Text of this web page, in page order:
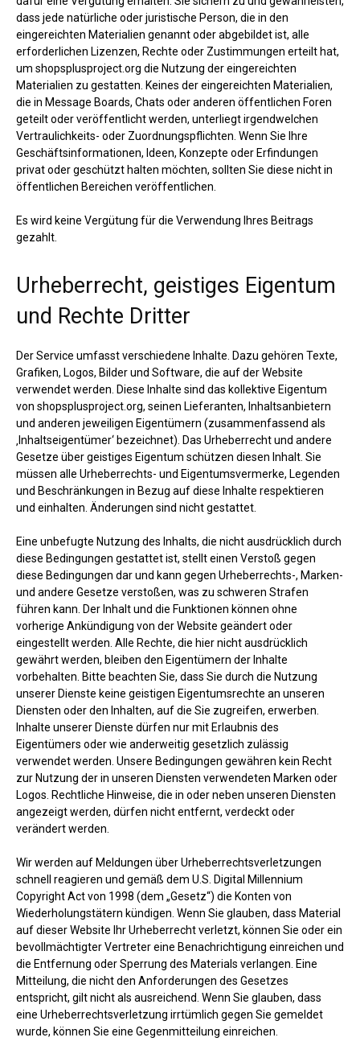
dass jede natürliche oder juristische Person, die in den
eingereichten Materialien genannt oder abgebildet ist, alle
erforderlichen Lizenzen, Rechte oder Zustimmungen erteilt hat,
um shopsplusproject.org die Nutzung der eingereichten
Materialien zu gestatten. Keines der eingereichten Materialien,
die in Message Boards, Chats oder anderen öffentlichen Foren
geteilt oder veröffentlicht werden, unterliegt irgendwelchen
Vertraulichkeits- oder Zuordnungspflichten. Wenn Sie Ihre
Geschäftsinformationen, Ideen, Konzepte oder Erfindungen
privat oder geschützt halten möchten, sollten Sie diese nicht in
öffentlichen Bereichen veröffentlichen.
Es wird keine Vergütung für die Verwendung Ihres Beitrags
gezahlt.
Urheberrecht, geistiges Eigentum
und Rechte Dritter
Der Service umfasst verschiedene Inhalte. Dazu gehören Texte,
Grafiken, Logos, Bilder und Software, die auf der Website
verwendet werden. Diese Inhalte sind das kollektive Eigentum
von shopsplusproject.org, seinen Lieferanten, Inhaltsanbietern
und anderen jeweiligen Eigentümern (zusammenfassend als
‚Inhaltseigentümer‘ bezeichnet). Das Urheberrecht und andere
Gesetze über geistiges Eigentum schützen diesen Inhalt. Sie
müssen alle Urheberrechts- und Eigentumsvermerke, Legenden
und Beschränkungen in Bezug auf diese Inhalte respektieren
und einhalten. Änderungen sind nicht gestattet.
Eine unbefugte Nutzung des Inhalts, die nicht ausdrücklich durch
diese Bedingungen gestattet ist, stellt einen Verstoß gegen
diese Bedingungen dar und kann gegen Urheberrechts-, Marken-
und andere Gesetze verstoßen, was zu schweren Strafen
führen kann. Der Inhalt und die Funktionen können ohne
vorherige Ankündigung von der Website geändert oder
eingestellt werden. Alle Rechte, die hier nicht ausdrücklich
gewährt werden, bleiben den Eigentümern der Inhalte
vorbehalten. Bitte beachten Sie, dass Sie durch die Nutzung
unserer Dienste keine geistigen Eigentumsrechte an unseren
Diensten oder den Inhalten, auf die Sie zugreifen, erwerben.
Inhalte unserer Dienste dürfen nur mit Erlaubnis des
Eigentümers oder wie anderweitig gesetzlich zulässig
verwendet werden. Unsere Bedingungen gewähren kein Recht
zur Nutzung der in unseren Diensten verwendeten Marken oder
Logos. Rechtliche Hinweise, die in oder neben unseren Diensten
angezeigt werden, dürfen nicht entfernt, verdeckt oder
verändert werden.
Wir werden auf Meldungen über Urheberrechtsverletzungen
schnell reagieren und gemäß dem U.S. Digital Millennium
Copyright Act von 1998 (dem „Gesetz“) die Konten von
Wiederholungstätern kündigen. Wenn Sie glauben, dass Material
auf dieser Website Ihr Urheberrecht verletzt, können Sie oder ein
bevollmächtigter Vertreter eine Benachrichtigung einreichen und
die Entfernung oder Sperrung des Materials verlangen. Eine
Mitteilung, die nicht den Anforderungen des Gesetzes
entspricht, gilt nicht als ausreichend. Wenn Sie glauben, dass
eine Urheberrechtsverletzung irrtümlich gegen Sie gemeldet
wurde, können Sie eine Gegenmitteilung einreichen.